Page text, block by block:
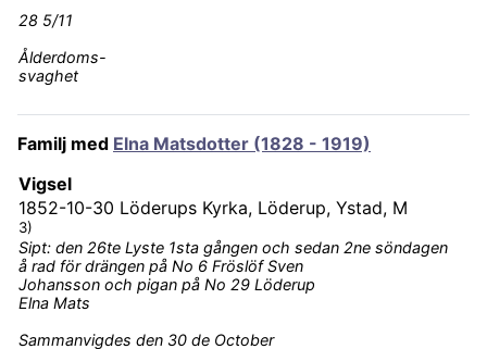
28 5/11
Ålderdoms-
svaghet
Familj med Elna Matsdotter (1828 - 1919)
Vigsel
1852-10-30 Löderups Kyrka, Löderup, Ystad, M
3)
Sipt: den 26te Lyste 1sta gången och sedan 2ne söndagen
å rad för drängen på No 6 Fröslöf Sven
Johansson och pigan på No 29 Löderup
Elna Mats
Sammanvigdes den 30 de October